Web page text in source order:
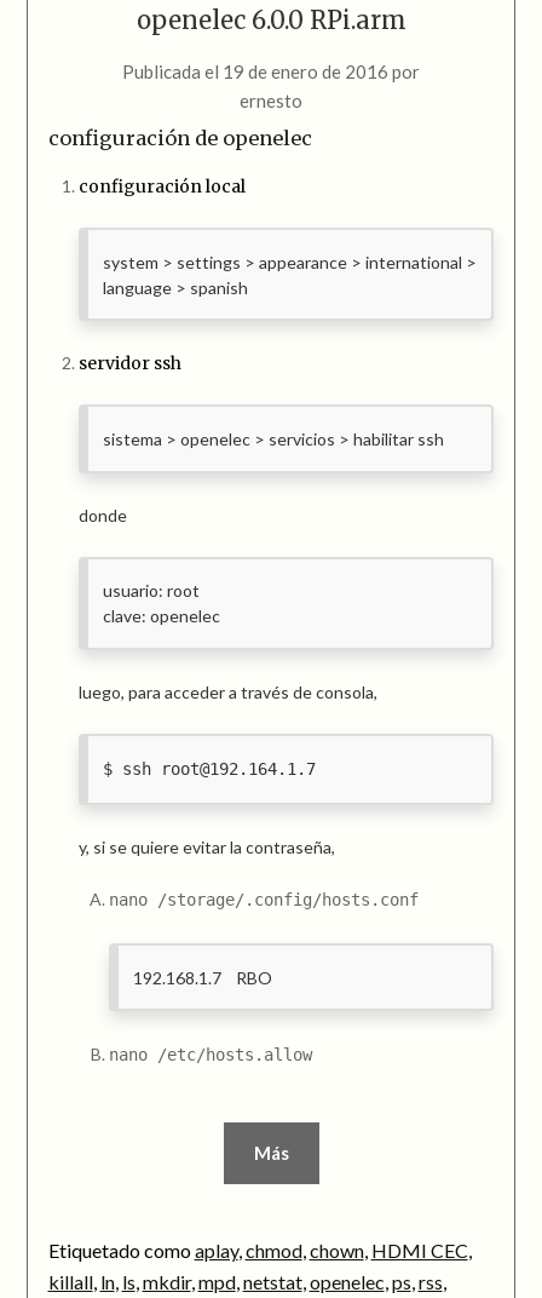
openelec 6.0.0 RPi.arm
Publicada el 19 de enero de 2016 por
ernesto
configuración de openelec
configuración local
system > settings > appearance > international >
language > spanish
servidor ssh
sistema > openelec > servicios > habilitar ssh
donde
usuario: root
clave: openelec
luego, para acceder a través de consola,
ssh root@192.164.1.7
y, si se quiere evitar la contraseña,
nano /storage/.config/hosts.conf
192.168.1.7 RBO
nano /etc/hosts.allow
Más
Etiquetado comoaplay, chmod, chown, HDMI CEC
killall, ln, ls mkdir, mpd, netstat, openelec ps rss